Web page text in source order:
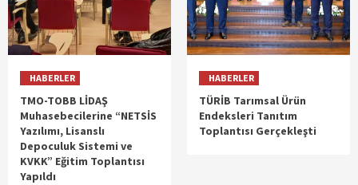
HABERLER
TMO-TOBB LİDAŞ
Muhasebecilerine “NETSİS
Yazılımı, Lisanslı
Depoculuk Sistemi ve
KVKK” Eğitim Toplantısı
Yapıldı
HABERLER
TÜRİB Tarımsal Ürün
Endeksleri Tanıtım
Toplantısı Gerçekleşti